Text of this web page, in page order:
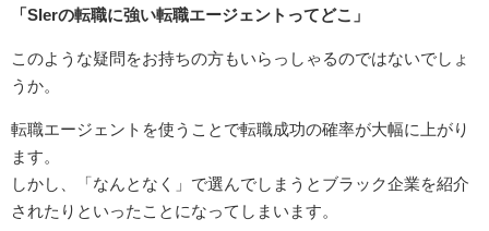
「SIerの転職に強い転職エージェントってどこ」
このような疑問をお持ちの方もいらっしゃるのではないでしょ
うか。
転職エージェントを使うことで転職成功の確率が大幅に上がり
ます。
しかし、「なんとなく」で選んでしまうとブラック企業を紹介
されたりといったことになってしまいます。